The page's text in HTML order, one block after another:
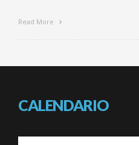
Read More
CALENDARIO